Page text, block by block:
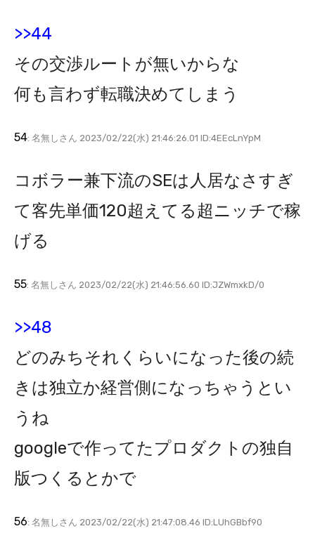
>>44
その交渉ルートが無いからな
何も言わず転職決めてしまう
54: 名無しさん 2023/02/22(水) 21:46:26.01 ID:4EEcLnYpM
コボラー兼下流のSEは人居なさすぎ
て客先単価120超えてる超ニッチで稼
げる
55: 名無しさん 2023/02/22(水) 21:46:56.60 ID:JZWmxkD/0
>>48
どのみちそれくらいになった後の続
きは独立か経営側になっちゃうとい
うね
googleで作ってたプロダクトの独自
版つくるとかで
56: 名無しさん 2023/02/22(水) 21:47:08.46 ID:LUhGBbf90